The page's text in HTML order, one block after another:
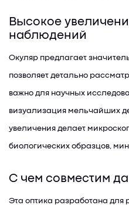
Высокое
наблюдений
Окуляр предлагает
позволяет детально
важно для научных
визуализация мельчайших
увеличения делает
биологических образцов,
С чем совместим
Эта оптика разработана для